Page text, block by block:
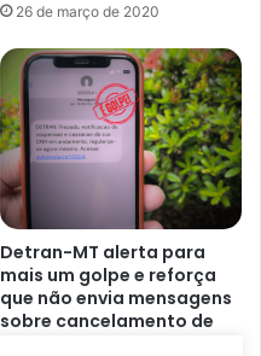
26 de março de 2020
Detran-MT alerta para
mais um golpe e reforça
que não envia mensagens
sobre cancelamento de